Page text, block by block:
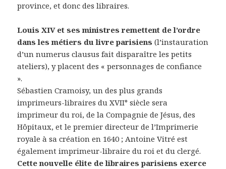
province, et donc des libraires.
Louis XIV et ses ministres remettent de l’ordre
dans les métiers du livre parisiens (l’instauration
d’un numerus clausus fait disparaître les petits
ateliers), y placent des « personnages de confiance
».
Sébastien Cramoisy, un des plus grands
imprimeurs-libraires du XVII° siècle sera
imprimeur du roi, de la Compagnie de Jésus, des
Hôpitaux, et le premier directeur de l’Imprimerie
royale à sa création en 1640 ; Antoine Vitré est
également imprimeur-libraire du roi et du clergé.
Cette nouvelle élite de libraires parisiens exerce